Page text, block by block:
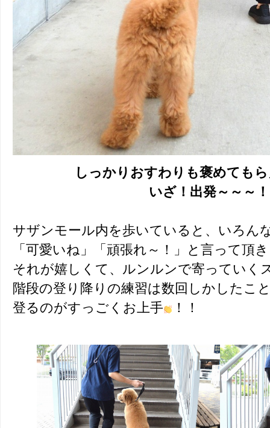
しっかりおすわりも褒めても
いざ！出発～～～
サザンモール内を歩いていると、いろん
「可愛いね」「頑張れ～！」と言って頂
それが嬉しくて、ルンルンで寄っていく
階段の登り降りの練習は数回しかしたこ
登るのがすっごくお上手
！！